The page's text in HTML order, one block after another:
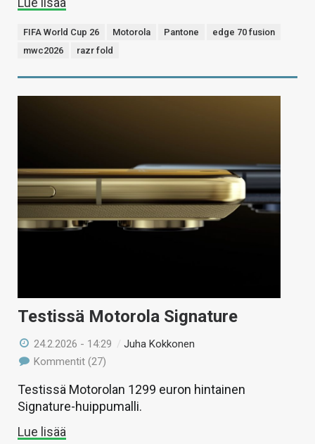
FIFA World Cup 26 Motorola Pantone
edge 70 fusion
mwc2026
razr fold
Testissä Motorola Signature
24.2.2026 - 14:29 /Juha Kokkonen
Kommentit (27)
Testissä Motorolan 1299 euron hintainen
Signature-huippumalli.
Lue lisää